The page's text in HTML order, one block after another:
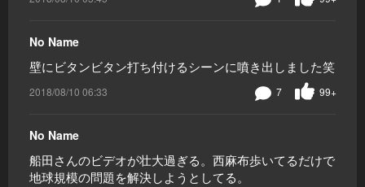
No Name
壁にビタンビタン打ち付けるシーンに噴き出しました笑
2018/08/10 06:33 99+
7
No Name
船田さんのビデオが壮大過ぎる。西麻布歩いてるだけで
地球規模の問題を解決しようとしてる。